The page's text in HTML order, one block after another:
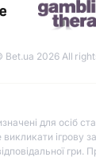
Bet.ua 2026 All
для осіб
ігрову
гри.